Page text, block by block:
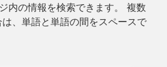
内の情報を検索できます。 複数
、単語と単語の間をスペースで